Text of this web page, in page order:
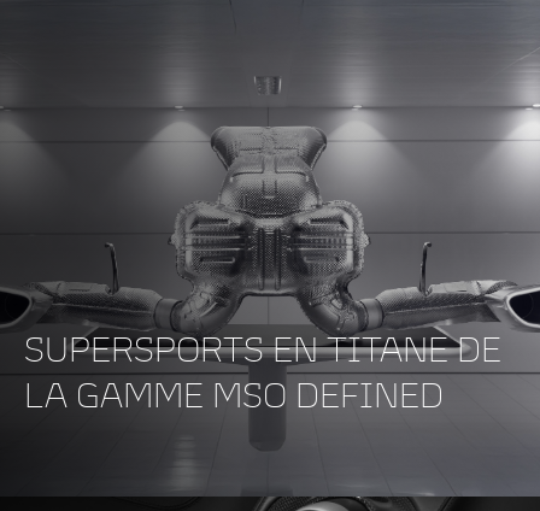
SUPERSPORTS EN TITANE DE
LA GAMME MSO DEFINED